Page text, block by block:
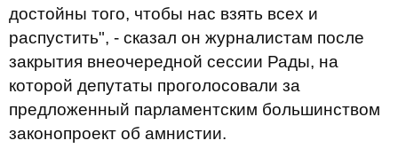
достойны того, чтобы нас взять всех и
распустить", - сказал он журналистам после
закрытия внеочередной сессии Рады, на
которой депутаты проголосовали за
предложенный парламентским большинством
законопроект об амнистии.